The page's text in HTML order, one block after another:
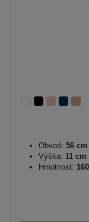
Obvod: 56 cm
Výška: 11 cm
Hmotnost: